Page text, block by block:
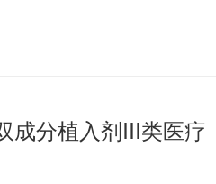
成分植入剂III类医疗